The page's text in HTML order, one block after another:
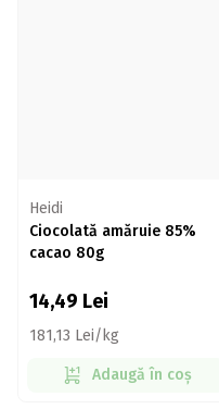
Heidi
Ciocolată amăruie 85%
cacao 80g
14,49 Lei
181,13 Lei/kg
Adaugă în coș